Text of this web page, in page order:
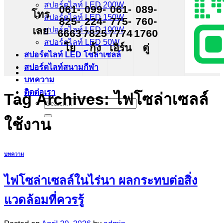
สปอร์ตไลท์ LED 200W
สปอร์ตไลท์ LED 150W
สปอร์ตไลท์ LED 100W
สปอร์ตไลท์ LED 50W
สปอร์ตไลท์ LED โซล่าเซลล์
สปอร์ตไลท์สนามกีฬา
บทความ
ติดต่อเรา
Search
for:
โทร
เลย
061-
825-
6663
โย
099-
224-
7825
กุ้ง
061-
775-
7774
เอิร์น
089-
760-
1760
ตู่
Tag Archives:ไฟโซล่าเซลล์
ใช้งาน
บทความ
ไฟโซล่าเซลล์ในไร่นา ผลกระทบต่อสิ่ง
แวดล้อมที่ควรรู้